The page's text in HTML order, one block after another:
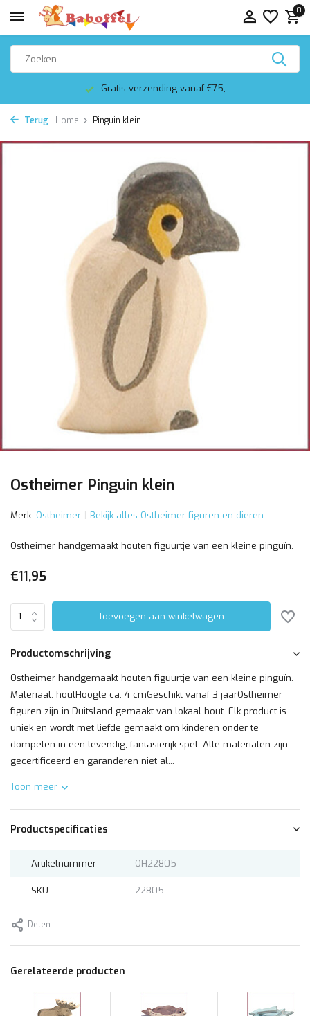
0
Gratis verzending vanaf €75,-
Terug Home Pinguin klein
Ostheimer Pinguin klein
Merk: Ostheimer Bekijk alles Ostheimer figuren en dieren
Ostheimer handgemaakt houten figuurtje van een kleine pinguïn.
€11,95
Toevoegen aan winkelwagen
Productomschrijving
Ostheimer handgemaakt houten figuurtje van een kleine pinguïn.
Materiaal: houtHoogte ca. 4 cmGeschikt vanaf 3 jaarOstheimer
figuren zijn in Duitsland gemaakt van lokaal hout. Elk product is
uniek en wordt met liefde gemaakt om kinderen onder te
dompelen in een levendig, fantasierijk spel. Alle materialen zijn
gecertificeerd en garanderen niet al...
Toon meer
Productspecificaties
Artikelnummer OH22805
SKU 22805
Delen
Gerelateerde producten